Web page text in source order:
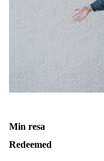
Min resa
Redeemed